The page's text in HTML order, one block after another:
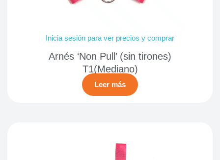
Inicia sesión para ver precios y comprar
Arnés ‘Non Pull’ (sin tirones)
T1(Mediano)
Leer más